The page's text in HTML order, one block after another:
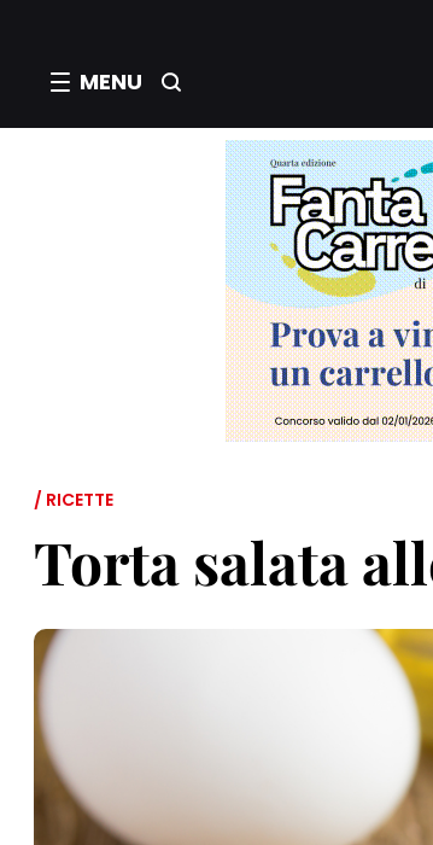
MENU
/ RICETTE
Torta salata